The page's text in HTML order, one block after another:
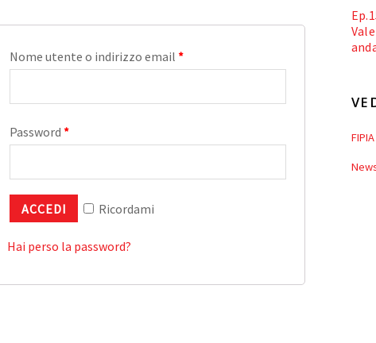
Nome utente o indirizzo email *
Password *
ACCEDI Ricordami
Hai perso la password?
FIPIA